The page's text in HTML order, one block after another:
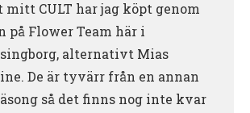
CULT har jag köpt genom
på Flower Team här i
alternativt Mias
De är tyvärr från en annan
så det finns nog inte kvar